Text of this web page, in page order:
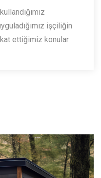
işçiliğin
ettiğimiz konular